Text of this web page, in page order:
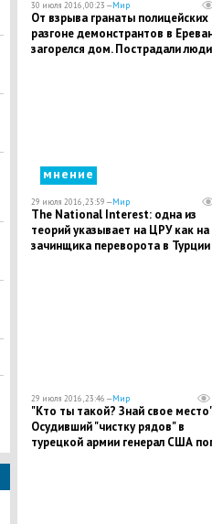
30 июля 2016, 00:23 —Мир
От взрыва гранаты полицейских
разгоне демонстрантов в
загорелся дом. Пострадали люди
мнение
29 июля 2016, 23:59 —Мир
The National Interest: одна из
теорий указывает на ЦРУ как на
зачинщика переворота в Турции
29 июля 2016, 23:46 —Мир
"Кто ты такой? Знай свое
Осудивший "чистку рядов" в
турецкой армии генерал США